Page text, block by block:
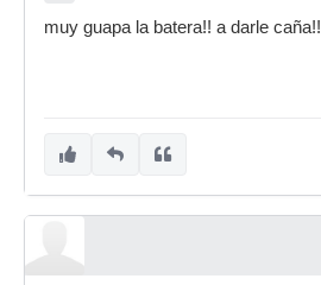
muy guapa la batera!! a darle caña!!